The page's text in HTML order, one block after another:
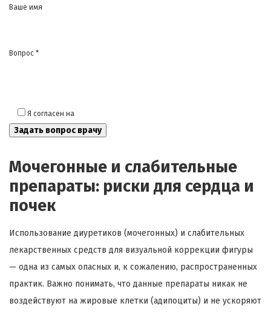
Ваше имя
Вопрос *
Я согласен на
Мочегонные и слабительные
препараты: риски для сердца и
почек
Использование диуретиков (мочегонных) и слабительных
лекарственных средств для визуальной коррекции фигуры
— одна из самых опасных и, к сожалению, распространенных
практик. Важно понимать, что данные препараты никак не
воздействуют на жировые клетки (адипоциты) и не ускоряют